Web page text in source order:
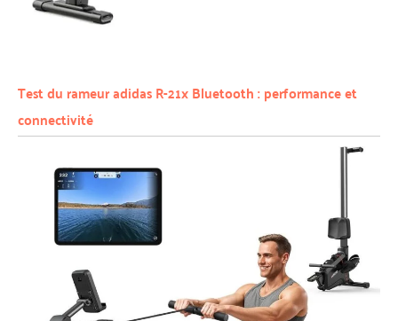
Test du rameur adidas R-21x Bluetooth : performance et
connectivité